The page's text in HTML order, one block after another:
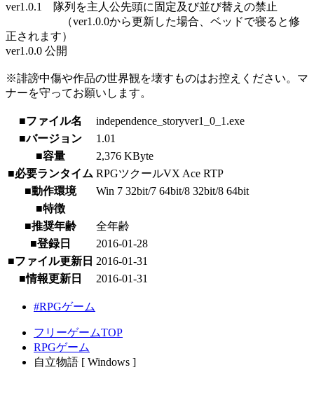
ver1.0.1 隊列を主人公先頭に固定及び並び替えの禁止
（ver1.0.0から更新した場合、ベッドで寝ると修
正されます）
ver1.0.0 公開
※誹謗中傷や作品の世界観を壊すものはお控えください。マ
ナーを守ってお願いします。
■ファイル名
independence_storyver1_0_1.exe
■バージョン
1.01
■容量
2,376 KByte
■必要ランタイム RPGツクールVX Ace RTP
■動作環境
Win 7 32bit/7 64bit/8 32bit/8 64bit
■特徴
■推奨年齢
全年齢
■登録日
2016-01-28
■ファイル更新日 2016-01-31
■情報更新日
2016-01-31
#RPGゲーム
フリーゲームTOP
RPGゲーム
自立物語 [ Windows ]